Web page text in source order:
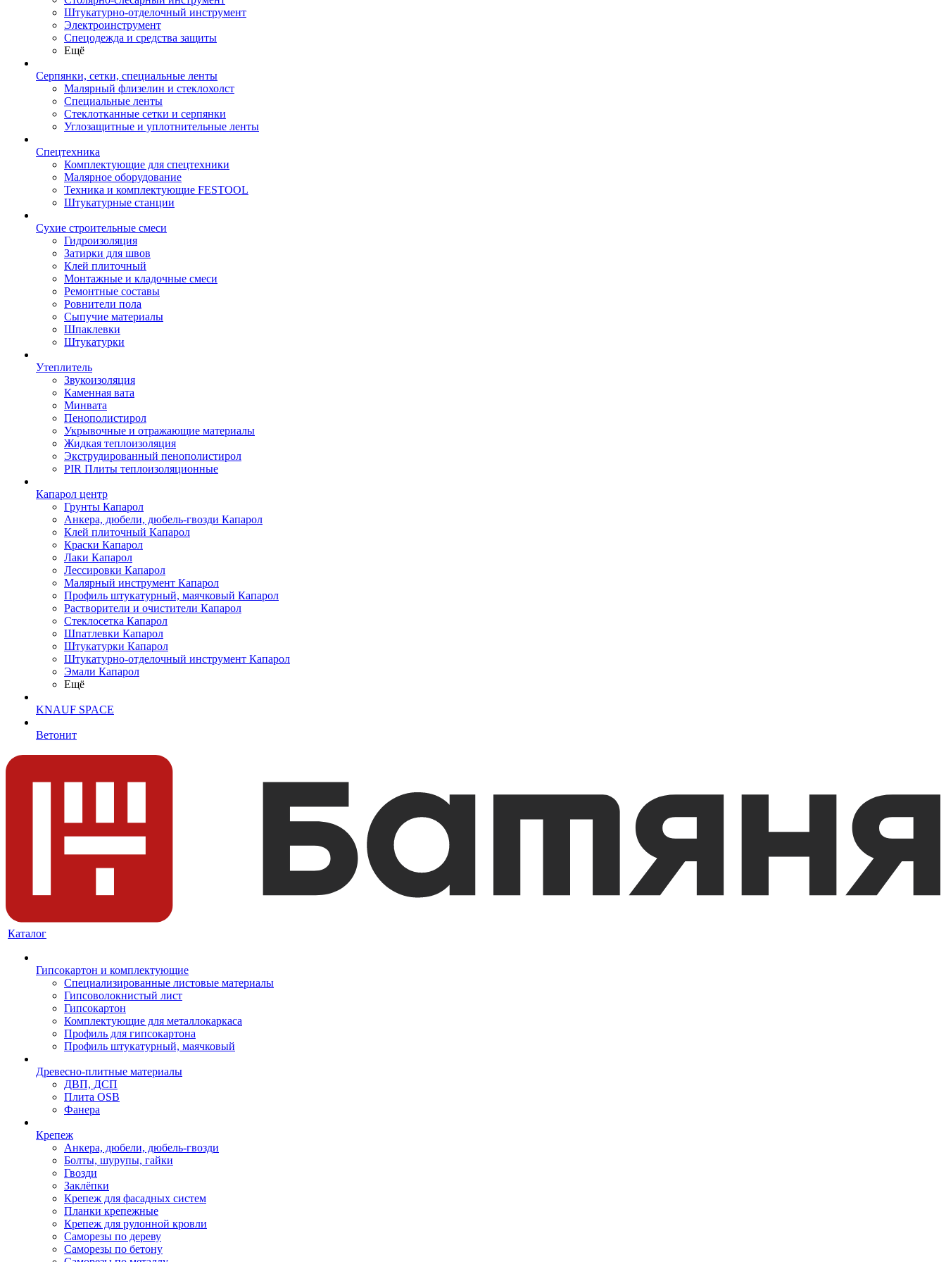
Штукатурно-отделочный инструмент
Электроинструмент
Спецодежда и средства защиты
Ещё
Серпянки, сетки, специальные ленты
Малярный флизелин и стеклохолст
Специальные ленты
Стеклотканные сетки и серпянки
Углозащитные и уплотнительные ленты
Спецтехника
Комплектующие для спецтехники
Малярное оборудование
Техника и комплектующие FESTOOL
Штукатурные станции
Сухие строительные смеси
Гидроизоляция
Затирки для швов
Клей плиточный
Монтажные и кладочные смеси
Ремонтные составы
Ровнители пола
Сыпучие материалы
Шпаклевки
Штукатурки
Утеплитель
Звукоизоляция
Каменная вата
Минвата
Пенополистирол
Укрывочные и отражающие материалы
Жидкая теплоизоляция
Экструдированный пенополистирол
PIR Плиты теплоизоляционные
Капарол центр
Грунты Капарол
Анкера, дюбели, дюбель-гвозди Капарол
Клей плиточный Капарол
Краски Капарол
Лаки Капарол
Лессировки Капарол
Малярный инструмент Капарол
Профиль штукатурный, маячковый Капарол
Растворители и очистители Капарол
Cтеклосетка Капарол
Шпатлевки Капарол
Штукатурки Капарол
Штукатурно-отделочный инструмент Капарол
Эмали Капарол
Ещё
KNAUF SPACE
Ветонит
Каталог
Гипсокартон и комплектующие
Специализированные листовые материалы
Гипсоволокнистый лист
Гипсокартон
Комплектующие для металлокаркаса
Профиль для гипсокартона
Профиль штукатурный, маячковый
Древесно-плитные материалы
ДВП, ДСП
Плита OSB
Фанера
Крепеж
Анкера, дюбели, дюбель-гвозди
Болты, шурупы, гайки
Гвозди
Заклёпки
Крепеж для фасадных систем
Планки крепежные
Крепеж для рулонной кровли
Саморезы по дереву
Саморезы по бетону